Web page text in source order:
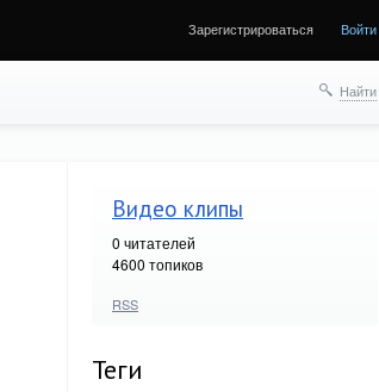
Зарегистрироваться Войти
Найти
Видео клипы
0 читателей
4600 топиков
RSS
Теги